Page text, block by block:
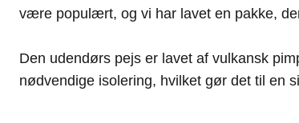
være populært, og vi har lavet en pakke,
Den udendørs pejs er lavet af vulkansk
nødvendige isolering, hvilket gør det til en